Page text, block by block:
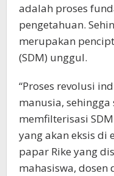
adalah proses
pengetahuan.
merupakan
(SDM) unggul.
“Proses revolusi
manusia,
memfilterisasi
yang akan eksis di
papar Rike yang
mahasiswa, dosen